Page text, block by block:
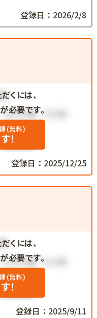
登録日：2026/2/8
くには、
が必要です。
(無料)
！
登録日：2025/12/25
くには、
が必要です。
(無料)
！
登録日：2025/9/11